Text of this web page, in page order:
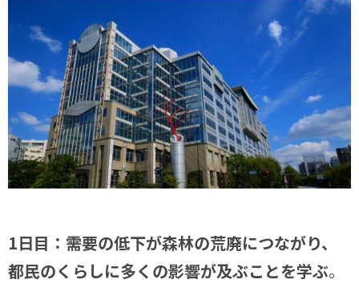
1日目：需要の低下が森林の荒廃につながり、
都民のくらしに多くの影響が及ぶことを学ぶ。